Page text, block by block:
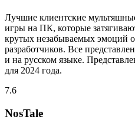
Лучшие клиентские
игры на ПК, которые
крутых незабываемых эмоций
разработчиков. Все
и на русском языке.
для 2024 года.
7.6
NosTale